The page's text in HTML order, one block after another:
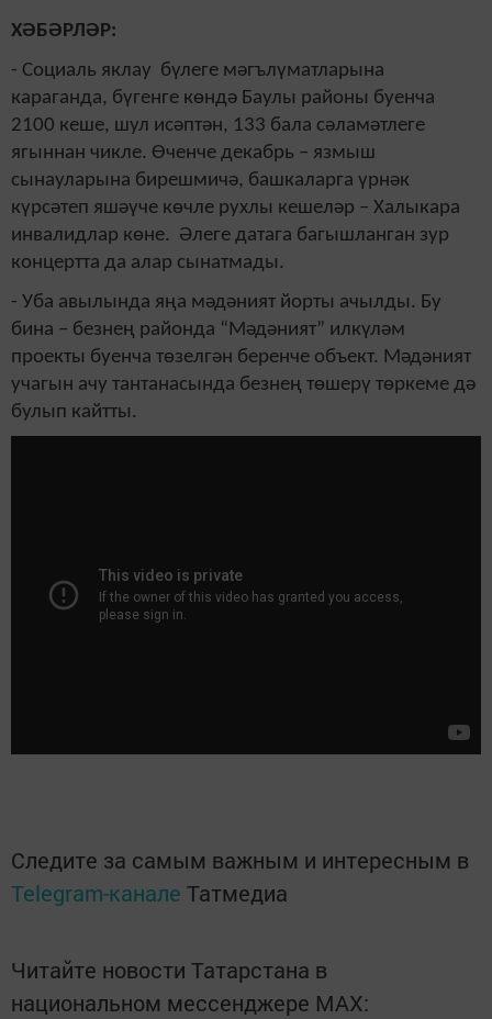
ХӘБӘРЛӘР:
- Социаль яклау бүлеге мәгълүматларына
караганда, бүгенге көндә Баулы районы буенча
2100 кеше, шул исәптән, 133 бала сәламәтлеге
ягыннан чикле. Өченче декабрь – язмыш
сынауларына бирешмичә, башкаларга үрнәк
күрсәтеп яшәүче көчле рухлы кешеләр – Халыкара
инвалидлар көне. Әлеге датага багышланган зур
концертта да алар сынатмады.
- Уба авылында яңа мәдәният йорты ачылды. Бу
бина – безнең районда “Мәдәният” илкүләм
проекты буенча төзелгән беренче объект. Мәдәният
учагын ачу тантанасында безнең төшерү төркеме дә
булып кайтты.
Следите за самым важным и интересным в
Telegram-канале Татмедиа
Читайте новости Татарстана в
национальном мессенджере MАХ: